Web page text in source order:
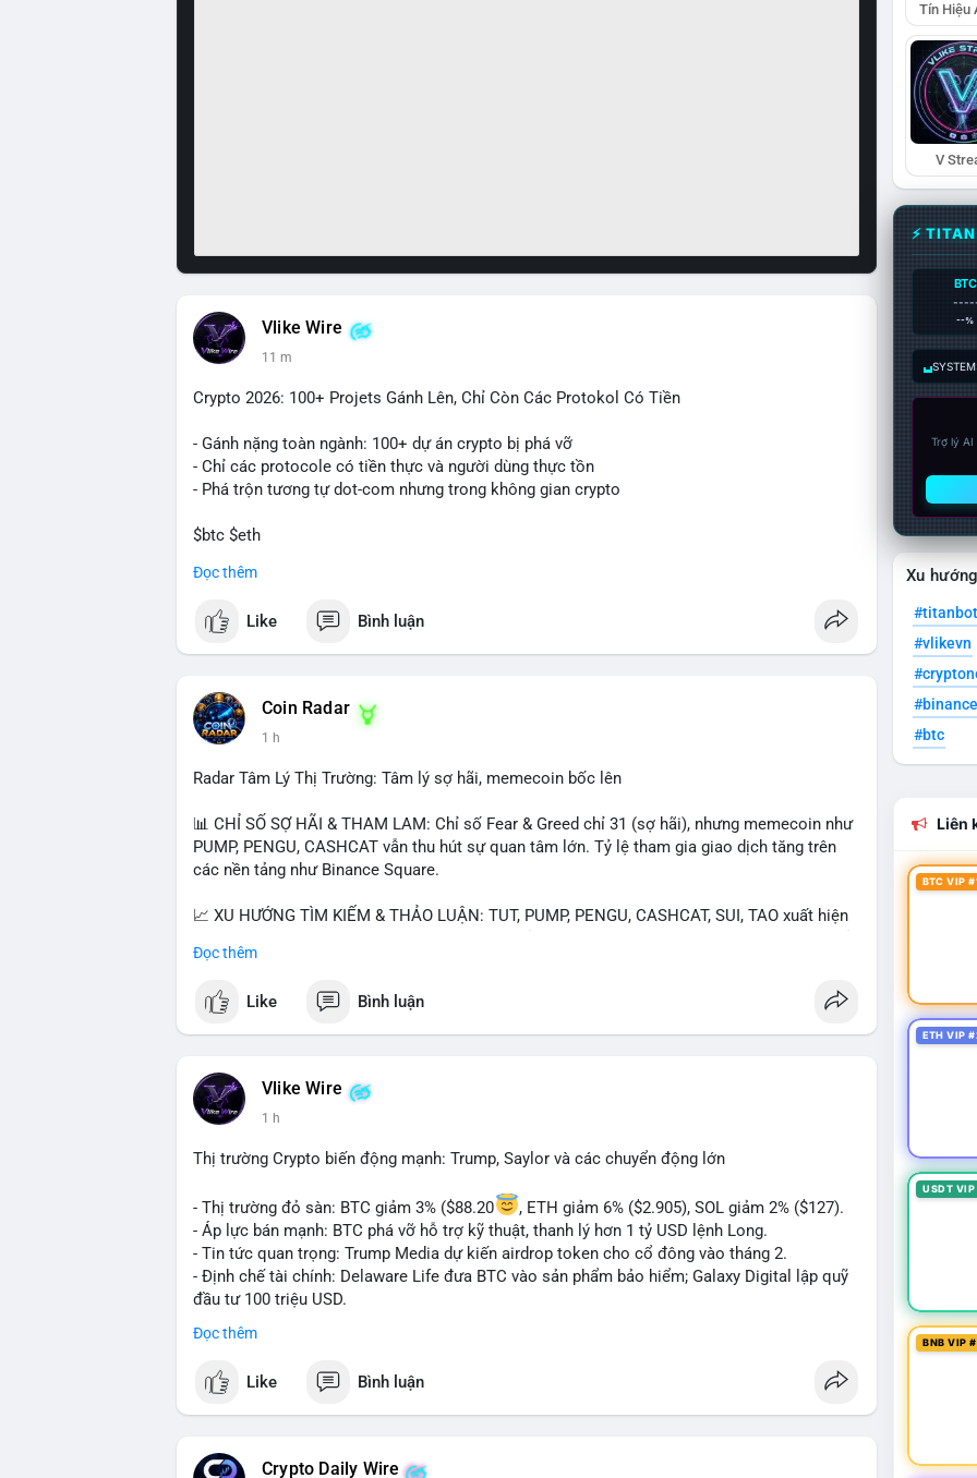
Vlike Wire
11 m
Crypto 2026: 100+ Projets Gánh Lên, Chỉ Còn Các Protokol Có Tiền
- Gánh nặng toàn ngành: 100+ dự án crypto bị phá vỡ
- Chỉ các protocole có tiền thực và người dùng thực tồn
- Phá trộn tương tự dot-com nhưng trong không gian crypto
$btc $eth
#vlikevn
📰 Nguồn: CoinDesk
Đọc thêm
Like Bình luận
Coin Radar
1 h
Radar Tâm Lý Thị Trường: Tâm lý sợ hãi, memecoin bốc lên
📊 CHỈ SỐ SỢ HÃI & THAM LAM: Chỉ số Fear & Greed chỉ 31 (sợ hãi), nhưng memecoin như
PUMP, PENGU, CASHCAT vẫn thu hút sự quan tâm lớn. Tỷ lệ tham gia giao dịch tăng trên
các nền tảng như Binance Square.
📈 XU HƯỚNG TÌM KIẾM & THẢO LUẬN: TUT, PUMP, PENGU, CASHCAT, SUI, TAO xuất hiện
đề hấp dẫn. Bàn tán về SPCX và SAGA cũng hấp dẫn.
💬 DÒNG CHẢY TIN TỨC & TRUYỀN THÔNG: Bàn tán về "long SAGA", "short SPCX", và "đã
ngồi ăn ở khách sạn 5*" (từ bài đăng Binance Square). Tin tức về BIP-110 Bitcoin và SKR
💡 NHẬN ĐỊNH & KHUYẾN NGHỊ: Tâm lý thị trường phân cực. Sợ hãi do chỉ số thấp nhưng
xu hướng memecoin và tin tức tích cực (BTC ETF, SKR) tạo áp lực lên giá. Rủi ro từ các đề
nhân.
📊 Nguồn: Radar Tâm Lý Thị Trường
Đọc thêm
Like Bình luận
Vlike Wire
1 h
Thị trường Crypto biến động mạnh: Trump, Saylor và các chuyển động lớn
- Thị trường đỏ sàn: BTC giảm 3% ($88.20
, ETH giảm 6% ($2.905), SOL giảm 2% ($127).
- Áp lực bán mạnh: BTC phá vỡ hỗ trợ kỹ thuật, thanh lý hơn 1 tỷ USD lệnh Long.
- Tin tức quan trọng: Trump Media dự kiến airdrop token cho cổ đông vào tháng 2.
- Định chế tài chính: Delaware Life đưa BTC vào sản phẩm bảo hiểm; Galaxy Digital lập quỹ
đầu tư 100 triệu USD.
- Pháp lý: CEO Coinbase thúc đẩy khung pháp lý tại Davos; Bồ Đào Nha chặn Polymarket.
#binancesquare #cryptonews
$btc $eth $sol $xrp
#vlikevn #titanbot
Đọc thêm
Like Bình luận
Crypto Daily Wire
Tín Hiệu
V
⚡
BTC
--%
Trợ lý
Xu
#titanbot
#vlikevn
#btc
Liên
BTC VIP
ETH VIP
USDT
BNB VIP